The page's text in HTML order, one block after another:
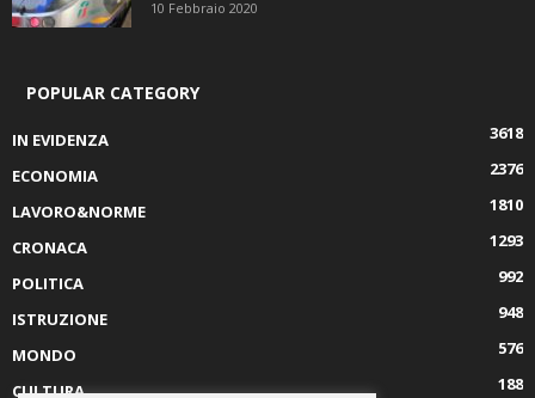
10 Febbraio 2020
POPULAR CATEGORY
IN EVIDENZA
3618
ECONOMIA
2376
LAVORO&NORME
1810
CRONACA
1293
POLITICA
992
ISTRUZIONE
948
MONDO
576
CULTURA
188